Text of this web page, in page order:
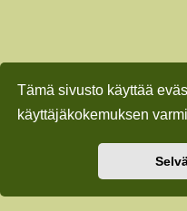
Tämä sivusto käyttää
käyttäjäkokemuksen